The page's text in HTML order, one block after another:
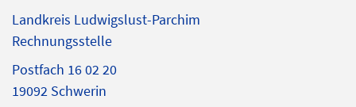
Landkreis Ludwigslust-Parchim
Rechnungsstelle
Postfach 16 02 20
19092 Schwerin